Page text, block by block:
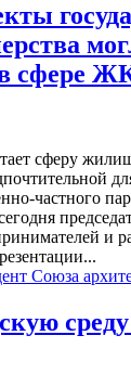
в сфере
сферу
частного
и